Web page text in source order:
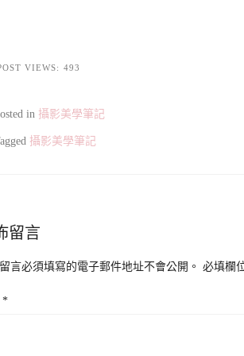
VIEWS: 493
in 攝影美學筆記
攝影美學筆記
留言
言必須填寫的電子郵件地址不會公開。 必填欄
*